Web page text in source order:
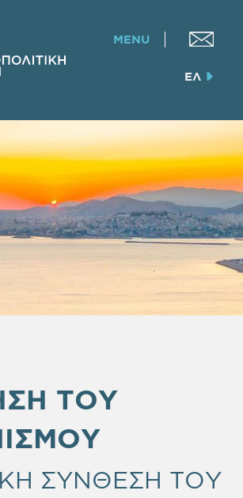
MENU
ΕΛ
ΤΟΥ
ΣΥΝΘΕΣΗ ΤΟΥ